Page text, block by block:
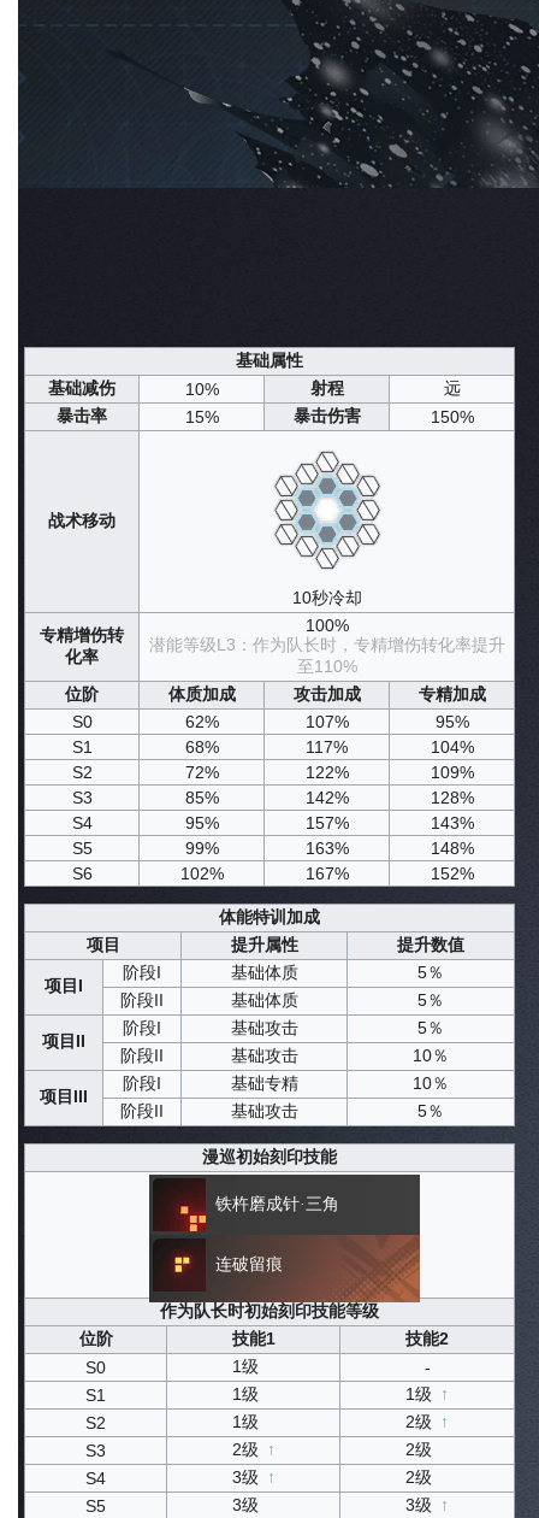
玄戈（げんか）
游徒
物理
输出·爆发
6星
森罗
古剑奇谭三
基础属性
基础减伤
10% 射程
远
暴击率
15% 暴击伤害 150%
战术移动
10秒冷却
专精增伤转
化率
100%
潜能等级L3：作为队长时，专精增伤转化率提升
至110%
位阶
体质加成 攻击加成
专精加成
S0
62% 107%
95%
S1
68% 117%
104%
S2
72% 122%
109%
S3
85% 142%
128%
S4
95% 157%
143%
S5
99% 163%
148%
S6
102% 167% 152%
体能特训加成
项目
提升属性 提升数值
项目I
阶段I 基础体质
5％
阶段II
基础体质 5％
项目II
阶段I 基础攻击
5％
阶段II
基础攻击 10％
项目III
阶段I 基础专精
10％
阶段II
基础攻击 5％
漫巡初始刻印技能
铁杵磨成针·三角
连破留痕
作为队长时初始刻印技能等级
位阶
技能1
技能2
S0
1级
-
S1
1级 1级
↑
S2
1级 2级
↑
S3
2级 ↑
2级
S4
3级 ↑
2级
S5
3级 3级 ↑